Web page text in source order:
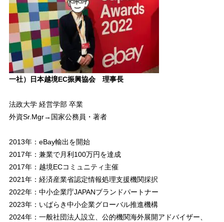
一社）日本越境EC振興協会 理事長
法政大学 経営学部 卒業
外資Sr.Mgr→国家公務員・著者
2013年：eBay輸出を開始
2017年：兼業で月利100万円を達成
2017年：越境ECコミュニティ主催
2021年：経済産業省認定情報処理支援機関採択
2022年：中小企業庁JAPANブランドパートナー
2023年：いばらき中小企業グローバル推進機構
2024年：一般社団法人設立、公的機関海外展開アドバイザー、